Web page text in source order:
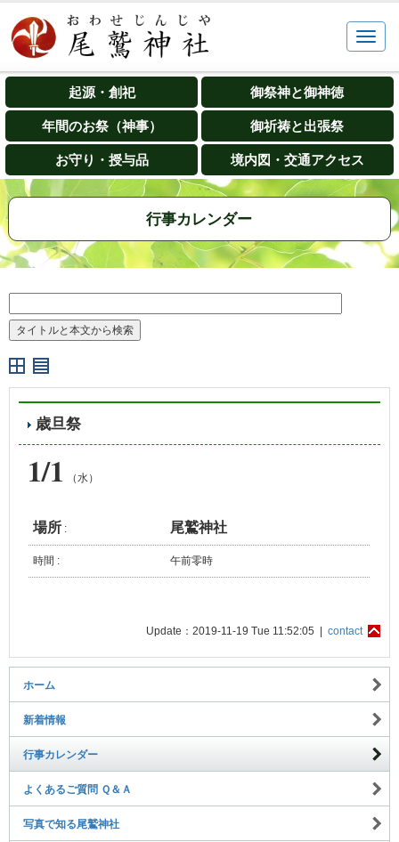
起源・創祀 御祭神と御神徳
年間のお祭（神事） 御祈祷と出張祭
お守り・授与品 境内図・交通アクセス
行事カレンダー
歳旦祭
1/1 （水）
場所 : 尾鷲神社
時間 : 午前零時
Update：2019-11-19 Tue 11:52:05 | contact
ホーム
新着情報
行事カレンダー
よくあるご質問 Ｑ＆Ａ
写真で知る尾鷲神社